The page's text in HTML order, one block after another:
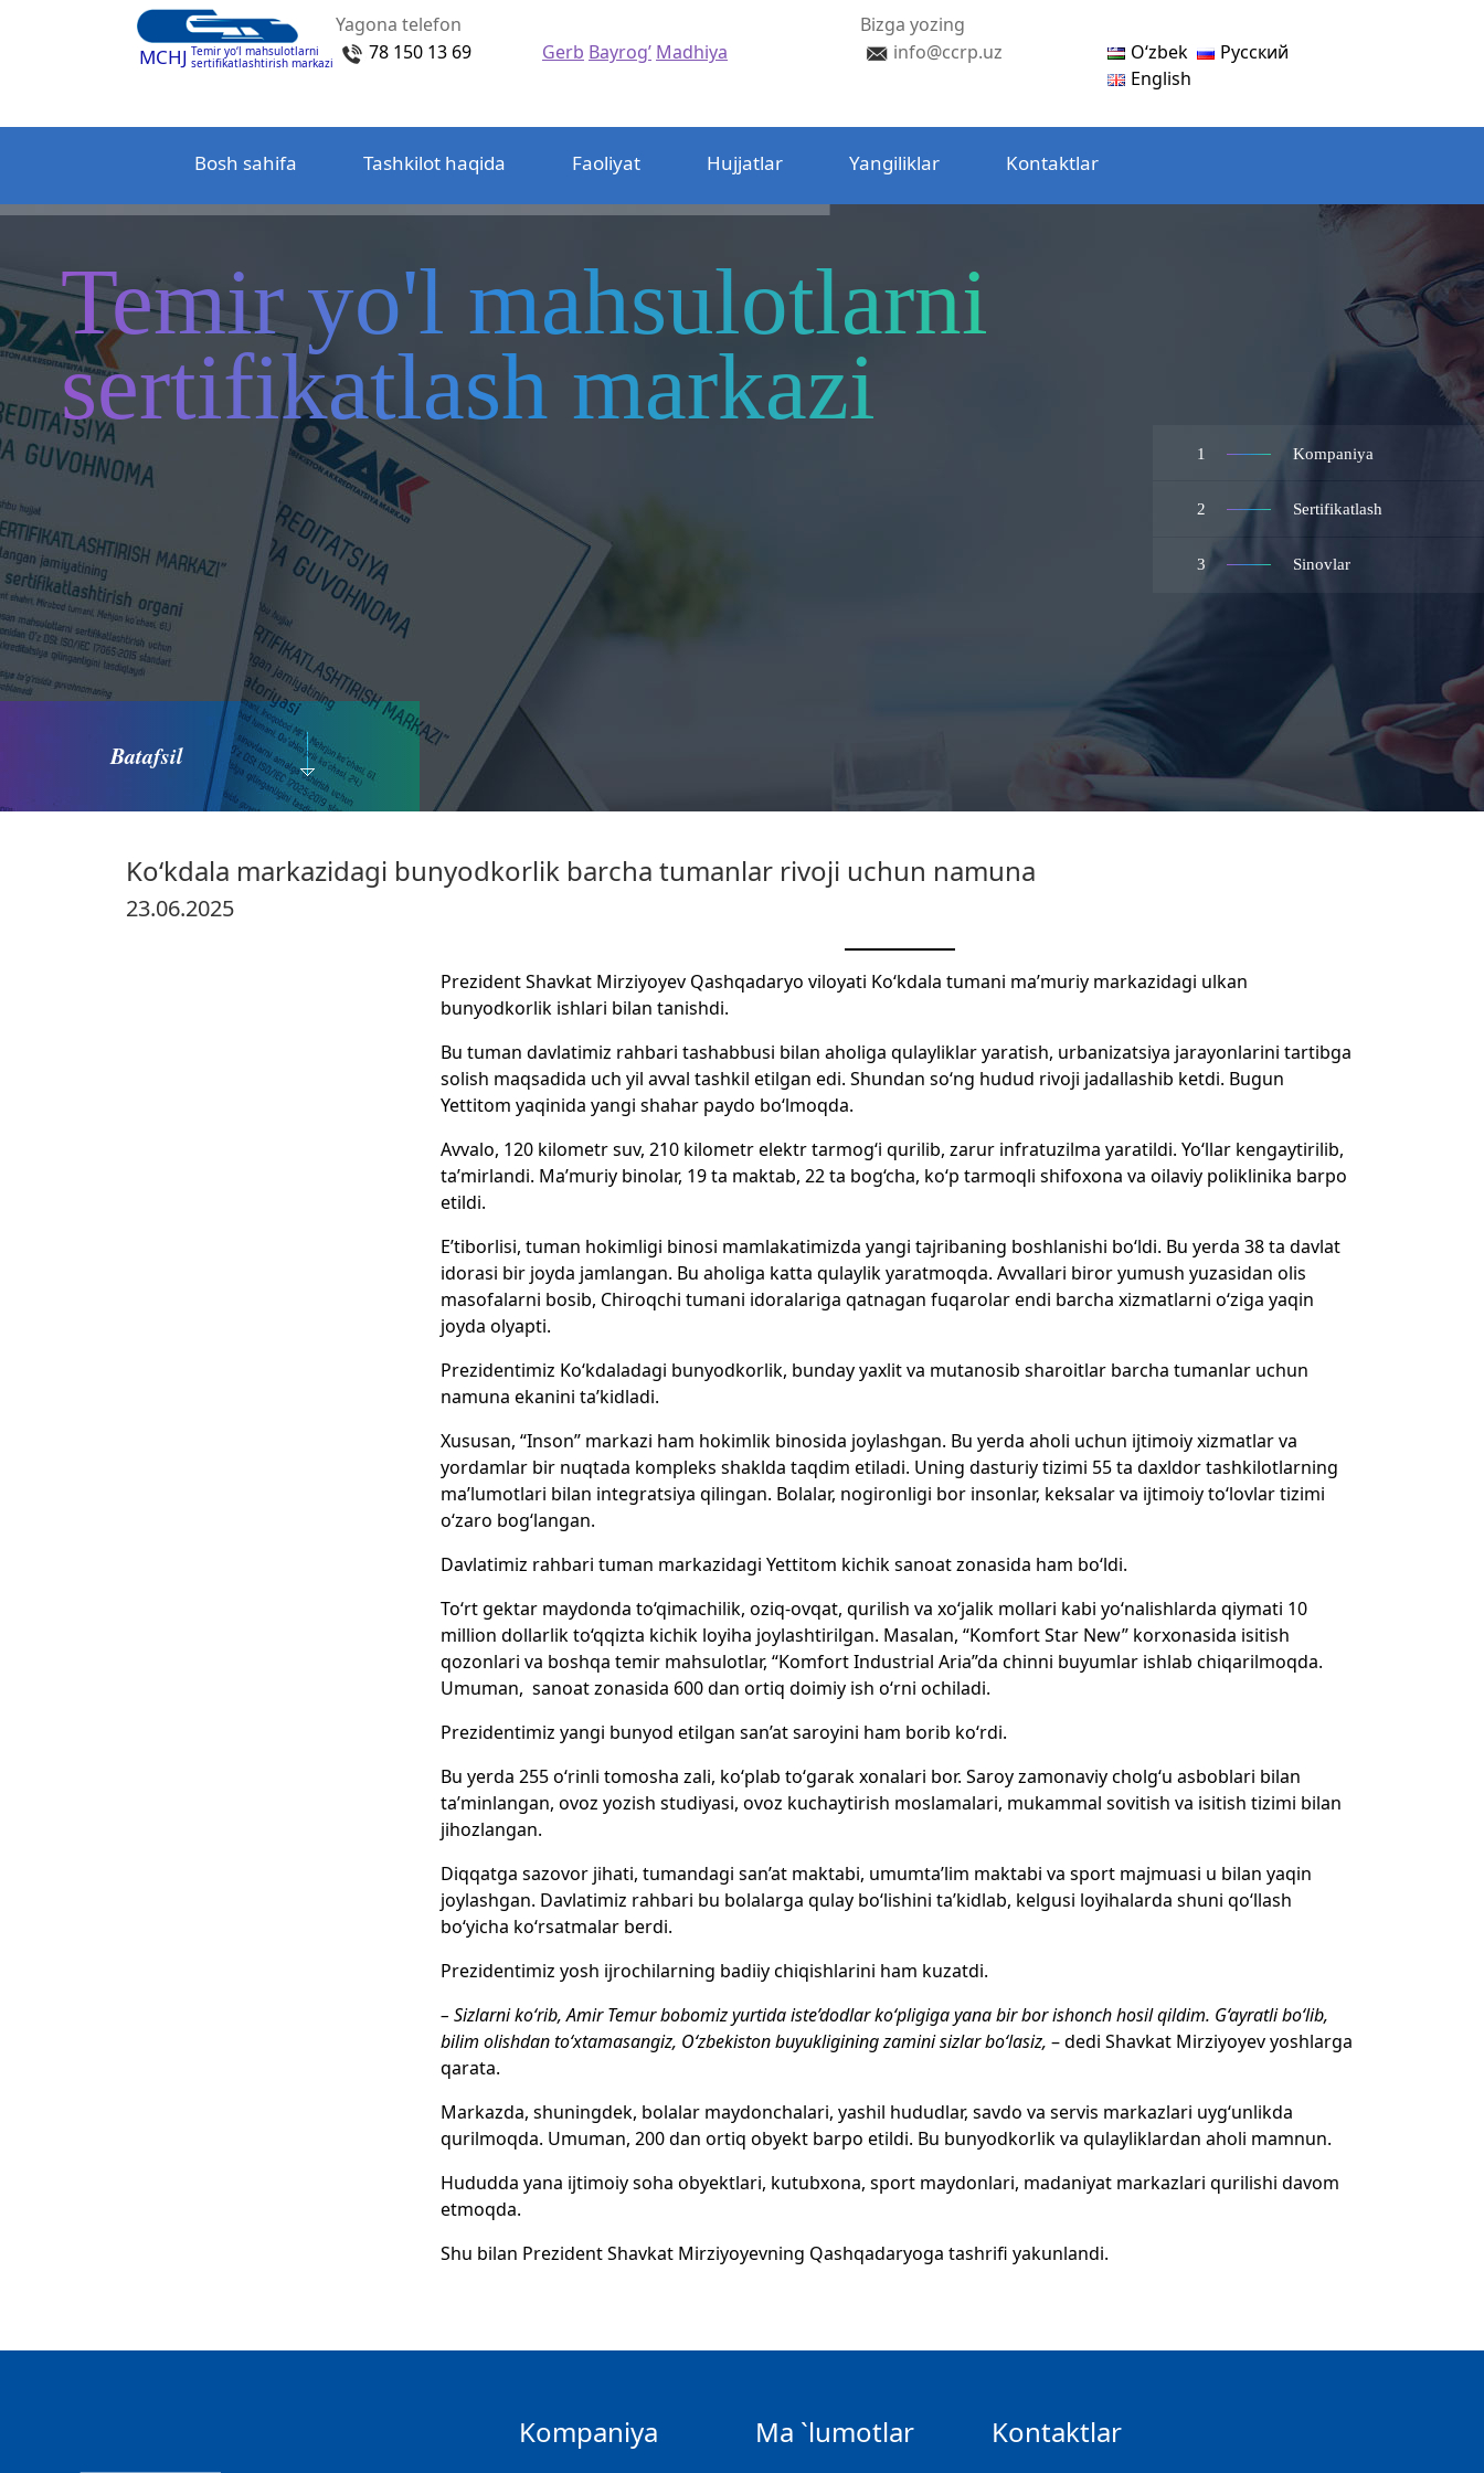
MCHJ Temir yo‘l mahsulotlarni
sertifikatlashtirish markazi
Yagona telefon
78 150 13 69
Gerb Bayrog’ Madhiya
Bizga yozing
info@ccrp.uz
Oʻzbek
Русский
English
Bosh sahifa Tashkilot haqida Faoliyat Hujjatlar Yangiliklar Kontaktlar
1 Kompaniya
2 Sertifikatlash
3 Sinovlar
Temir yo'l mahsulotlarni
sertifikatlash markazi
Batafsil
Ko‘kdala markazidagi bunyodkorlik barcha tumanlar rivoji uchun namuna
23.06.2025
Prezident Shavkat Mirziyoyev Qashqadaryo viloyati Ko‘kdala tumani ma’muriy markazidagi ulkan
bunyodkorlik ishlari bilan tanishdi.
Bu tuman davlatimiz rahbari tashabbusi bilan aholiga qulayliklar yaratish, urbanizatsiya jarayonlarini tartibga
solish maqsadida uch yil avval tashkil etilgan edi. Shundan so‘ng hudud rivoji jadallashib ketdi. Bugun
Yettitom yaqinida yangi shahar paydo bo‘lmoqda.
Avvalo, 120 kilometr suv, 210 kilometr elektr tarmog‘i qurilib, zarur infratuzilma yaratildi. Yo‘llar kengaytirilib,
ta’mirlandi. Ma’muriy binolar, 19 ta maktab, 22 ta bog‘cha, ko‘p tarmoqli shifoxona va oilaviy poliklinika barpo
etildi.
E’tiborlisi, tuman hokimligi binosi mamlakatimizda yangi tajribaning boshlanishi bo‘ldi. Bu yerda 38 ta davlat
idorasi bir joyda jamlangan. Bu aholiga katta qulaylik yaratmoqda. Avvallari biror yumush yuzasidan olis
masofalarni bosib, Chiroqchi tumani idoralariga qatnagan fuqarolar endi barcha xizmatlarni o‘ziga yaqin
joyda olyapti.
Prezidentimiz Ko‘kdaladagi bunyodkorlik, bunday yaxlit va mutanosib sharoitlar barcha tumanlar uchun
namuna ekanini ta’kidladi.
Xususan, “Inson” markazi ham hokimlik binosida joylashgan. Bu yerda aholi uchun ijtimoiy xizmatlar va
yordamlar bir nuqtada kompleks shaklda taqdim etiladi. Uning dasturiy tizimi 55 ta daxldor tashkilotlarning
ma’lumotlari bilan integratsiya qilingan. Bolalar, nogironligi bor insonlar, keksalar va ijtimoiy to‘lovlar tizimi
o‘zaro bog‘langan.
Davlatimiz rahbari tuman markazidagi Yettitom kichik sanoat zonasida ham bo‘ldi.
To‘rt gektar maydonda to‘qimachilik, oziq-ovqat, qurilish va xo‘jalik mollari kabi yo‘nalishlarda qiymati 10
million dollarlik to‘qqizta kichik loyiha joylashtirilgan. Masalan, “Komfort Star New” korxonasida isitish
qozonlari va boshqa temir mahsulotlar, “Komfort Industrial Aria”da chinni buyumlar ishlab chiqarilmoqda.
Umuman, sanoat zonasida 600 dan ortiq doimiy ish o‘rni ochiladi.
Prezidentimiz yangi bunyod etilgan san’at saroyini ham borib ko‘rdi.
Bu yerda 255 o‘rinli tomosha zali, ko‘plab to‘garak xonalari bor. Saroy zamonaviy cholg‘u asboblari bilan
ta’minlangan, ovoz yozish studiyasi, ovoz kuchaytirish moslamalari, mukammal sovitish va isitish tizimi bilan
jihozlangan.
Diqqatga sazovor jihati, tumandagi san’at maktabi, umumta’lim maktabi va sport majmuasi u bilan yaqin
joylashgan. Davlatimiz rahbari bu bolalarga qulay bo‘lishini ta’kidlab, kelgusi loyihalarda shuni qo‘llash
bo‘yicha ko‘rsatmalar berdi.
Prezidentimiz yosh ijrochilarning badiiy chiqishlarini ham kuzatdi.
– Sizlarni ko‘rib, Amir Temur bobomiz yurtida iste’dodlar ko‘pligiga yana bir bor ishonch hosil qildim. G‘ayratli bo‘lib,
bilim olishdan to‘xtamasangiz, O‘zbekiston buyukligining zamini sizlar bo‘lasiz, – dedi Shavkat Mirziyoyev yoshlarga
qarata.
Markazda, shuningdek, bolalar maydonchalari, yashil hududlar, savdo va servis markazlari uyg‘unlikda
qurilmoqda. Umuman, 200 dan ortiq obyekt barpo etildi. Bu bunyodkorlik va qulayliklardan aholi mamnun.
Hududda yana ijtimoiy soha obyektlari, kutubxona, sport maydonlari, madaniyat markazlari qurilishi davom
etmoqda.
Shu bilan Prezident Shavkat Mirziyoyevning Qashqadaryoga tashrifi yakunlandi.
Kompaniya Ma `lumotlar Kontaktlar